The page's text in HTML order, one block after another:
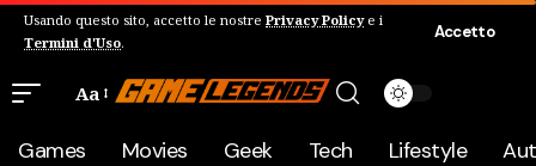
Usando questo sito, accetto le nostre Privacy Policye i
Termini d'Uso.
Accetto
Aa
Games Movies Geek Tech Lifestyle